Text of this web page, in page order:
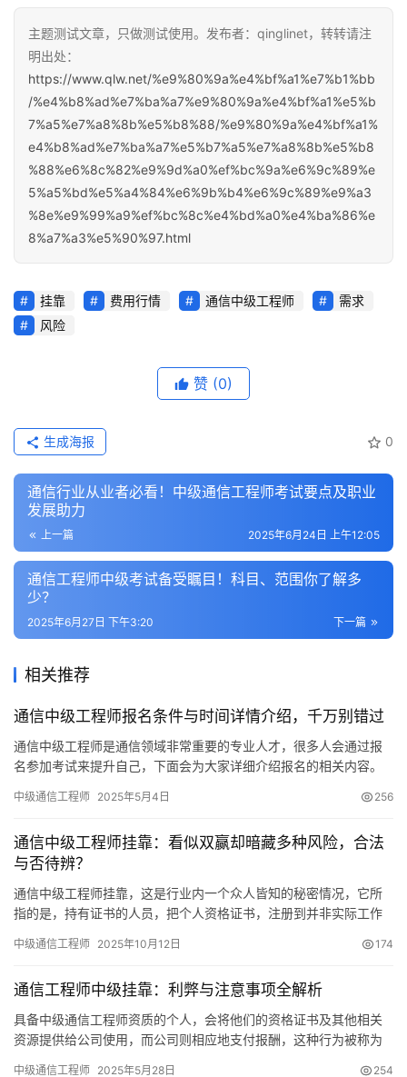
主题测试文章，只做测试使用。发布者：qinglinet，转转请注
明出处：
https://www.qlw.net/%e9%80%9a%e4%bf%a1%e7%b1%bb
/%e4%b8%ad%e7%ba%a7%e9%80%9a%e4%bf%a1%e5%b
7%a5%e7%a8%8b%e5%b8%88/%e9%80%9a%e4%bf%a1%
e4%b8%ad%e7%ba%a7%e5%b7%a5%e7%a8%8b%e5%b8
%88%e6%8c%82%e9%9d%a0%ef%bc%9a%e6%9c%89%e
5%a5%bd%e5%a4%84%e6%9b%b4%e6%9c%89%e9%a3
%8e%e9%99%a9%ef%bc%8c%e4%bd%a0%e4%ba%86%e
8%a7%a3%e5%90%97.html
挂靠 费用行情 通信中级工程师
需求
风险
赞 (0)
0
生成海报
通信行业从业者必看！中级通信工程师考试要点及职业
发展助力
上一篇 2025年6月24日 上午12:05
通信工程师中级考试备受瞩目！科目、范围你了解多
少？
下一篇
2025年6月27日 下午3:20
相关推荐
通信中级工程师报名条件与时间详情介绍，千万别错过
通信中级工程师是通信领域非常重要的专业人才，很多人会通过报
名参加考试来提升自己，下面会为大家详细介绍报名的相关内容。
中级通信工程师 2025年5月4日 256
通信中级工程师挂靠：看似双赢却暗藏多种风险，合法
与否待辨？
通信中级工程师挂靠，这是行业内一个众人皆知的秘密情况，它所
指的是，持有证书的人员，把个人资格证书，注册到并非实际工作
中级通信工程师 2025年10月12日 174
通信工程师中级挂靠：利弊与注意事项全解析
具备中级通信工程师资质的个人，会将他们的资格证书及其他相关
资源提供给公司使用，而公司则相应地支付报酬，这种行为被称为
中级通信工程师 2025年5月28日 254